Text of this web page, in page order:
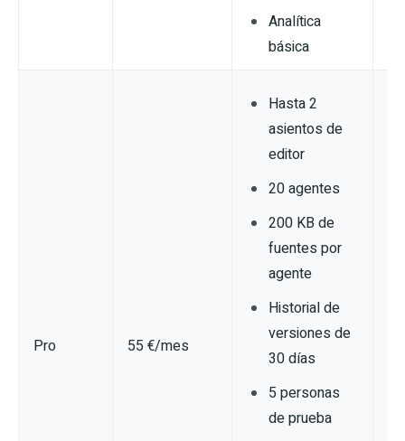
Analítica
básica
Pro 55 €/mes
Hasta 2
asientos de
editor
20 agentes
200 KB de
fuentes por
agente
Historial de
versiones de
30 días
5 personas
de prueba